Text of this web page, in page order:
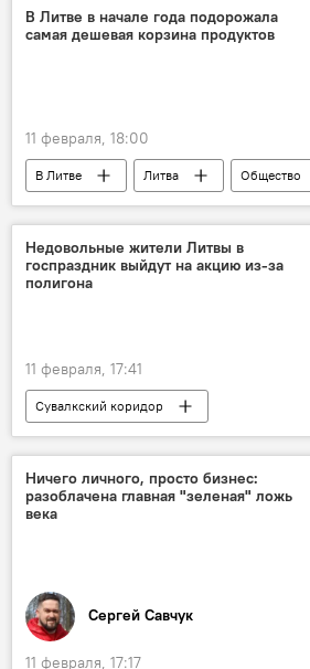
энергоснабжение
электричество
электроэнергия
В Литве в начале года подорожала
самая дешевая корзина продуктов
11 февраля, 18:00
В Литве Литва
Общество
продукты питания
Недовольные жители Литвы в
госпраздник выйдут на акцию из-за
полигона
11 февраля, 17:41
Сувалкский коридор
Скандал с полигоном в Сувалкском
Ничего личного, просто бизнес:
разоблачена главная "зеленая" ложь
века
Сергей Савчук
11 февраля, 17:17